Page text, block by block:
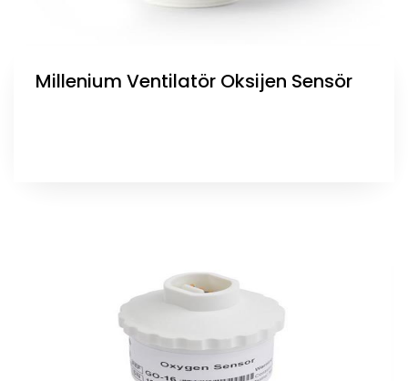
Millenium Ventilatör Oksijen Sensör